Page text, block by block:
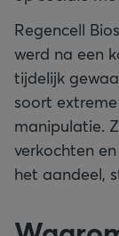
Regencell
werd na een
tijdelijk
soort
manipulatie.
verkochten
het aandeel,